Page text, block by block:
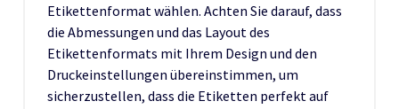
Etikettenformat wählen. Achten Sie darauf, dass
die Abmessungen und das Layout des
Etikettenformats mit Ihrem Design und den
Druckeinstellungen übereinstimmen, um
sicherzustellen, dass die Etiketten perfekt auf